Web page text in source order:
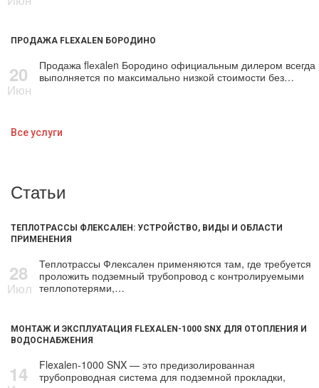
ПРОДАЖА FLEXALEN БОРОДИНО
20
Июн
Продажа flехalеn Бородино официальным дилером всегда
выполняется по максимально низкой стоимости без…
Все услуги
Статьи
ТЕПЛОТРАССЫ ФЛЕКСАЛЕН: УСТРОЙСТВО, ВИДЫ И ОБЛАСТИ
ПРИМЕНЕНИЯ
28
Июл
Теплотрассы Флексален применяются там, где требуется
проложить подземный трубопровод с контролируемыми
теплопотерями,…
МОНТАЖ И ЭКСПЛУАТАЦИЯ FLEXALEN-1000 SNX ДЛЯ ОТОПЛЕНИЯ И
ВОДОСНАБЖЕНИЯ
14
Flexalen-1000 SNX — это предизолированная
трубопроводная система для подземной прокладки,